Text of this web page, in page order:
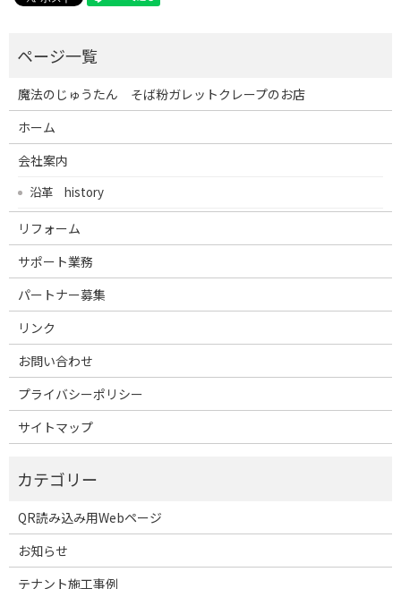
魔法のじゅうたん そば粉ガレットクレープのお店
ホーム
会社案内
沿革 history
リフォーム
サポート業務
パートナー募集
リンク
お問い合わせ
プライバシーポリシー
サイトマップ
QR読み込み用Webページ
お知らせ
テナント施工事例